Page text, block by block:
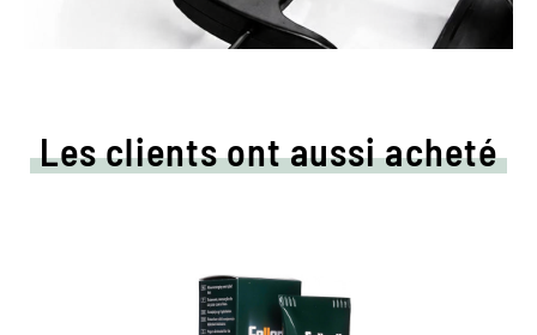
Les clients ont aussi acheté